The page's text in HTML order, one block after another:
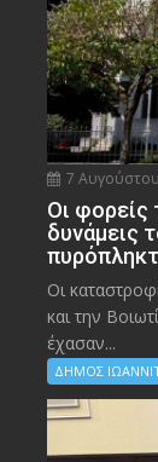
7
Οι φορείς
δυνάμεις
Οι
και την
έχασαν...
ΔΗΜΟΣ